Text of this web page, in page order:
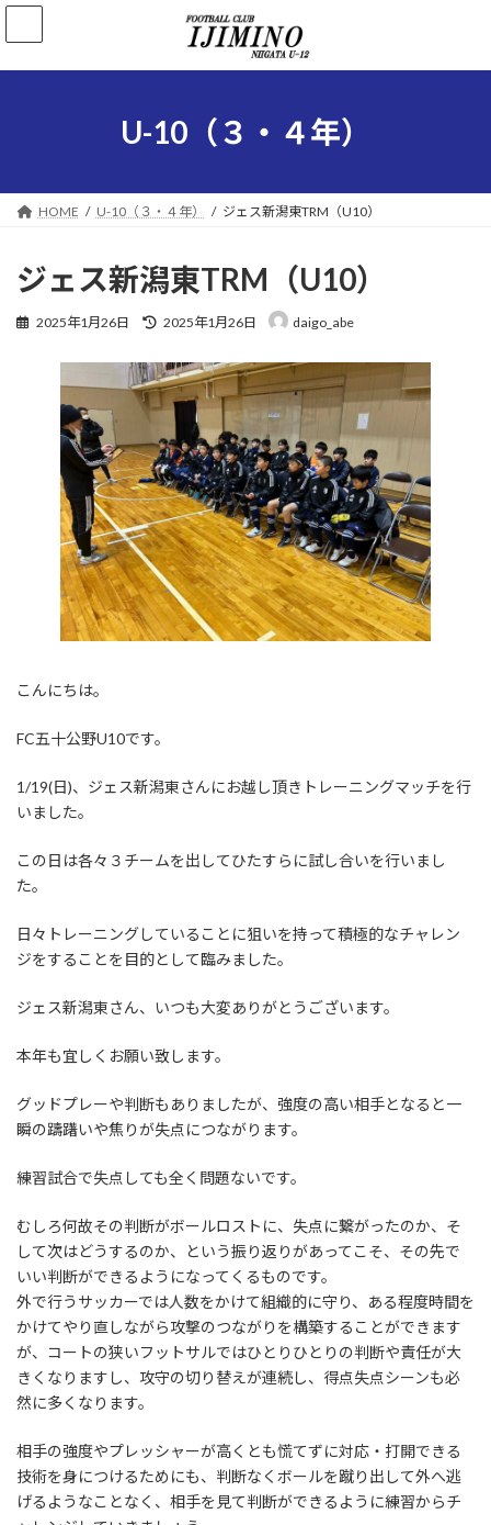
コ
ン
ナ
ー
U-10（３・４年）
HOME U-10（３・４年） ジェス新潟東TRM（U10）
ジェス新潟東TRM（U10）
2025年1月26日
最
新
日
時
:
2025年1月26日 daigo_abe
こんにちは。
FC五十公野U10です。
1/19(日)、ジェス新潟東さんにお越し頂きトレーニングマッチを行
いました。
この日は各々３チームを出してひたすらに試し合いを行いまし
た。
日々トレーニングしていることに狙いを持って積極的なチャレン
ジをすることを目的として臨みました。
ジェス新潟東さん、いつも大変ありがとうございます。
本年も宜しくお願い致します。
グッドプレーや判断もありましたが、強度の高い相手となると一
瞬の躊躇いや焦りが失点につながります。
練習試合で失点しても全く問題ないです。
むしろ何故その判断がボールロストに、失点に繋がったのか、そ
して次はどうするのか、という振り返りがあってこそ、その先で
いい判断ができるようになってくるものです。
外で行うサッカーでは人数をかけて組織的に守り、ある程度時間を
かけてやり直しながら攻撃のつながりを構築することができます
が、コートの狭いフットサルではひとりひとりの判断や責任が大
きくなりますし、攻守の切り替えが連続し、得点失点シーンも必
然に多くなります。
相手の強度やプレッシャーが高くとも慌てずに対応・打開できる
技術を身につけるためにも、判断なくボールを蹴り出して外へ逃
げるようなことなく、相手を見て判断ができるように練習からチ